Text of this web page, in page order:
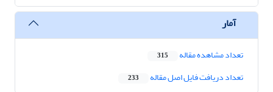
آمار
تعداد مشاهده مقاله 315
تعداد دریافت فایل اصل مقاله 233